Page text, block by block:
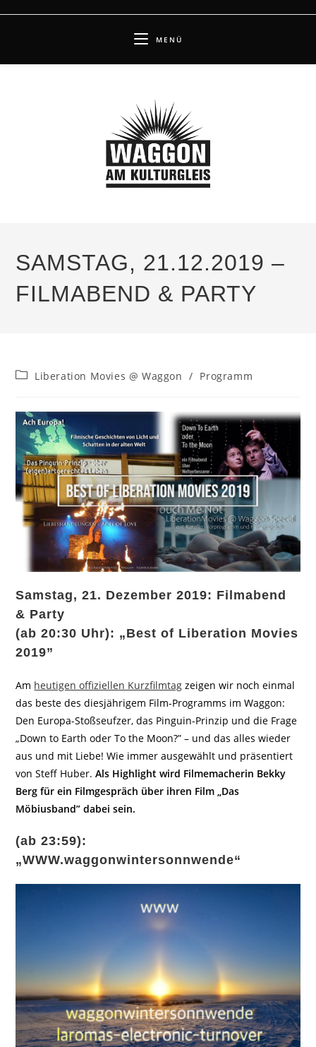
MENÜ
SAMSTAG, 21.12.2019 –
FILMABEND & PARTY
Beitrags-
Liberation Movies @ Waggon / Programm
Samstag, 21. Dezember 2019: Filmabend
& Party
(ab 20:30 Uhr): „Best of Liberation Movies
2019”
Am heutigen offiziellen Kurzfilmtag zeigen wir noch einmal
das beste des diesjährigem Film-Programms im Waggon:
Den Europa-Stoßseufzer, das Pinguin-Prinzip und die Frage
„Down to Earth oder To the Moon?” – und das alles wieder
aus und mit Liebe! Wie immer ausgewählt und präsentiert
von Steff Huber.Als Highlight wird Filmemacherin Bekky
Berg für ein Filmgespräch über ihren Film „Das
Möbiusband” dabei sein.
(ab 23:59):
„WWW.waggonwintersonnwende“